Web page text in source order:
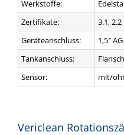
Werkstoffe:
Zertifikate:
3.1, 2.2
Geräteanschluss:
1,5″
Tankanschluss:
Sensor:
mit/
Vericlean